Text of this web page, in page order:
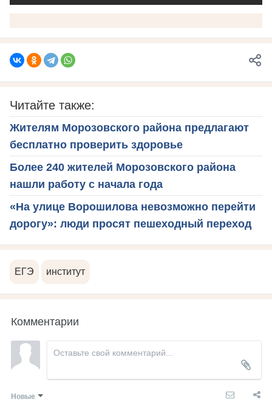
Читайте также:
Жителям Морозовского района предлагают
бесплатно проверить здоровье
Более 240 жителей Морозовского района
нашли работу с начала года
«На улице Ворошилова невозможно перейти
дорогу»: люди просят пешеходный переход
ЕГЭ институт
Комментарии
Новые